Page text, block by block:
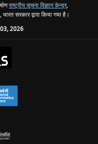
राष्ट्रीय सूचना विज्ञान केन्द्र,
, भारत सरकार द्वारा किया गया है।
2026